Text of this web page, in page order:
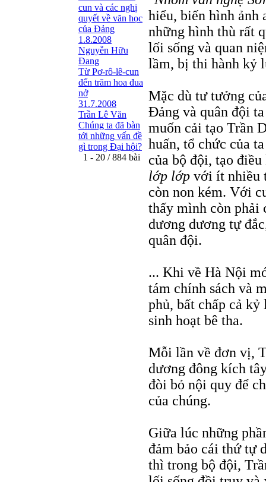
cun và các nghị
quyết về văn học
của Đảng
1.8.2008
Nguyễn Hữu
Đang
Từ Pơ-rô-lê-cun
đến trăm hoa đua
nở
31.7.2008
Trần Lê Văn
Chúng ta đã bàn
tới những vấn đề
gì trong Đại hội?
1 - 20 / 884 bài
hiểu, biến hình ảnh
những hình thù rất
lối sống và quan
lầm, bị thi hành kỷ
Mặc dù tư tưởng
Ðảng và quân đội
muốn cải tạo Trần
huấn, tổ chức của
của bộ đội, tạo
lớp lớp với ít nhiều
còn non kém. Với
thấy mình còn phải
dương dương tự
quân đội.
... Khi về Hà Nội
tám chính sách và
phủ, bất chấp cả
sinh hoạt bê tha.
Mỗi lần về đơn vị,
dương đông kích
đòi bỏ nội quy để
của chúng.
Giữa lúc những
đảm bảo cái thứ tự
thì trong bộ đội,